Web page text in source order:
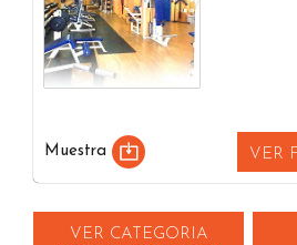
Muestra VER
VER CATEGORIA